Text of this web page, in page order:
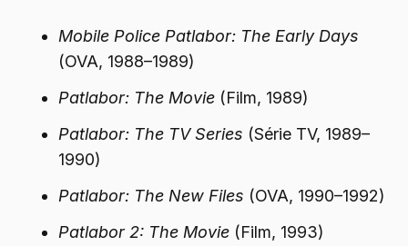
Mobile Police Patlabor: The Early Days
(OVA, 1988–1989)
Patlabor: The Movie (Film, 1989)
Patlabor: The TV Series (Série TV, 1989–
1990)
Patlabor: The New Files (OVA, 1990–1992)
Patlabor 2: The Movie (Film, 1993)